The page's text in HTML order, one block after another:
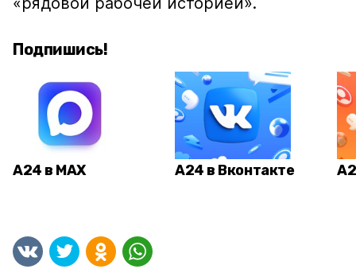
Подпишись!
А24 в MAX А24 в Вконтакте